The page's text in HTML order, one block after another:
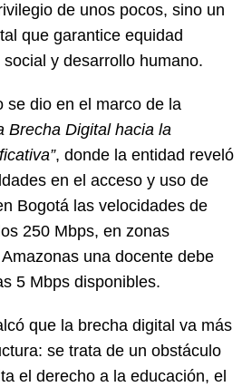
de unos pocos, sino un
que garantice equidad
y desarrollo humano.
se dio en el marco de la
Brecha Digital hacia la
, donde la entidad reveló
en el acceso y uso de
Bogotá las velocidades de
250 Mbps, en zonas
una docente debe
5 Mbps disponibles.
que la brecha digital va más
se trata de un obstáculo
el derecho a la educación, el